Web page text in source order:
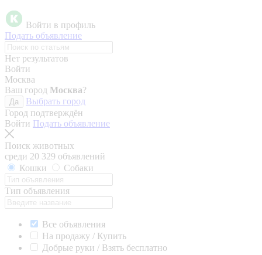
Войти в профиль
Подать объявление
Нет результатов
Войти
Москва
Ваш город Москва?
Да
Выбрать город
Город подтверждён
Войти Подать объявление
Поиск животных
среди 20 329 объявлений
Кошки
Собаки
Тип объявления
Все объявления
На продажу / Купить
Добрые руки / Взять бесплатно